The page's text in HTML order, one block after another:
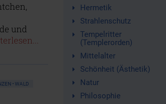
und
• WALD
Hermetik
Strahlenschutz
Tempelritter
(Templerorden)
Mittelalter
Schönheit (Ästhetik)
Natur
Philosophie